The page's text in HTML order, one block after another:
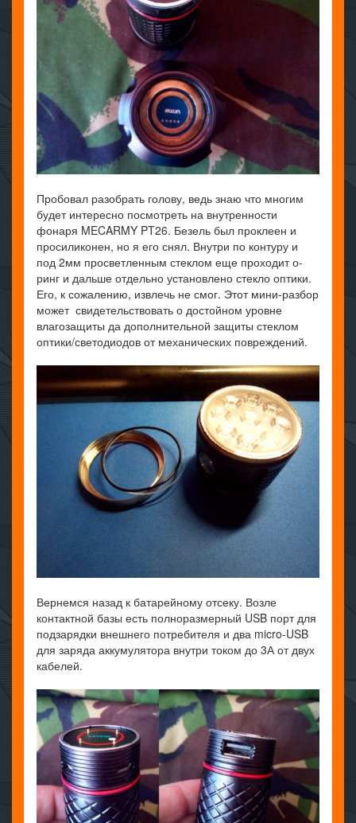
Пробовал разобрать голову, ведь знаю что многим
будет интересно посмотреть на внутренности
фонаря MECARMY PT26. Безель был проклеен и
просиликонен, но я его снял. Внутри по контуру и
под 2мм просветленным стеклом еще проходит о-
ринг и дальше отдельно установлено стекло оптики.
Его, к сожалению, извлечь не смог. Этот мини-разбор
может свидетельствовать о достойном уровне
влагозащиты да дополнительной защиты стеклом
оптики/светодиодов от механических повреждений.
Вернемся назад к батарейному отсеку. Возле
контактной базы есть полноразмерный USB порт для
подзарядки внешнего потребителя и два micro-USB
для заряда аккумулятора внутри током до 3А от двух
кабелей.